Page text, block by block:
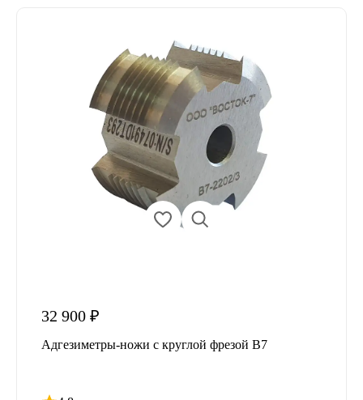
32 900 ₽
Адгезиметры-ножи с круглой фрезой В7